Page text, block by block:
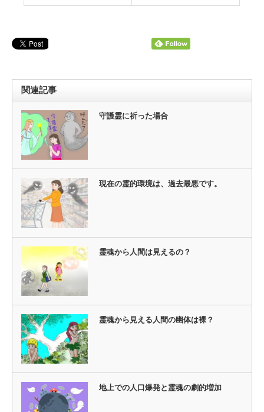
関連記事
守護霊に祈った場合
現在の霊的環境は、過去最悪です。
霊魂から人間は見えるの？
霊魂から見える人間の幽体は裸？
地上での人口爆発と霊魂の劇的増加